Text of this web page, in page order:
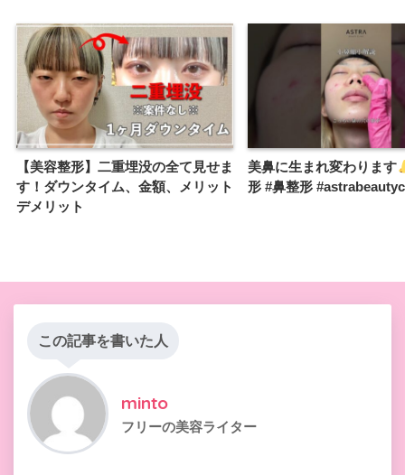
【美容整形】二重埋没の全て見せま
す！ダウンタイム、金額、メリット
デメリット
美鼻に生まれ変わります
形 #鼻整形
この記事を書いた人
minto
フリーの美容ライター